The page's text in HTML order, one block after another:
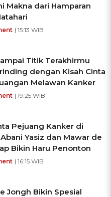
Makna dari Hamparan
| 15:13 WIB
Titik Terakhirmu
dengan Kisah Cinta
Melawan Kanker
| 19:25 WIB
Pejuang Kanker di
Yasiz dan Mawar de
Bikin Haru Penonton
| 16:15 WIB
Jongh Bikin Spesial